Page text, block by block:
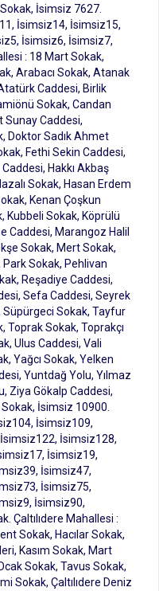
İsimsiz 7627.
İsimsiz14, İsimsiz15,
İsimsiz6, İsimsiz7,
: 18 Mart Sokak,
Arabacı Sokak, Atanak
Caddesi, Birlik
Sokak, Candan
Sunay Caddesi,
Doktor Sadık Ahmet
Fethi Sekin Caddesi,
Hakkı Akbaş
Sokak, Hasan Erdem
Kenan Çoşkun
Kubbeli Sokak, Köprülü
Caddesi, Marangoz Halil
Sokak, Mert Sokak,
Sokak, Pehlivan
Reşadiye Caddesi,
Sefa Caddesi, Seyrek
Sokak, Tayfur
Toprak Sokak, Toprakçı
Ulus Caddesi, Vali
Yağcı Sokak, Yelken
Yuntdağ Yolu, Yılmaz
Ziya Gökalp Caddesi,
İsimsiz 10900.
İsimsiz109,
İsimsiz128,
İsimsiz19,
İsimsiz47,
İsimsiz75,
İsimsiz90,
Çaltılıdere Mahallesi :
Sokak, Hacılar Sokak,
Kasım Sokak, Mart
Sokak, Tavus Sokak,
Sokak, Çaltılıdere Deniz